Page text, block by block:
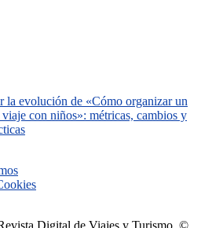
la evolución de «Cómo organizar un
con niños»: métricas, cambios y